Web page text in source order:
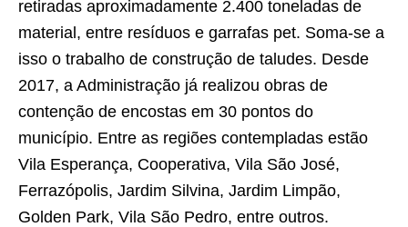
retiradas aproximadamente 2.400 toneladas de
material, entre resíduos e garrafas pet. Soma-se a
isso o trabalho de construção de taludes. Desde
2017, a Administração já realizou obras de
contenção de encostas em 30 pontos do
município. Entre as regiões contempladas estão
Vila Esperança, Cooperativa, Vila São José,
Ferrazópolis, Jardim Silvina, Jardim Limpão,
Golden Park, Vila São Pedro, entre outros.